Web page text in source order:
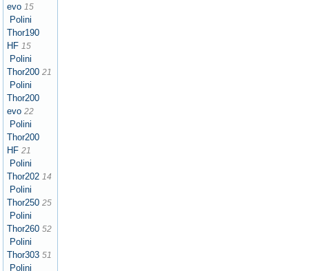
evo 15
Polini
Thor190
HF 15
Polini
Thor200 21
Polini
Thor200
evo 22
Polini
Thor200
HF 21
Polini
Thor202 14
Polini
Thor250 25
Polini
Thor260 52
Polini
Thor303 51
Polini